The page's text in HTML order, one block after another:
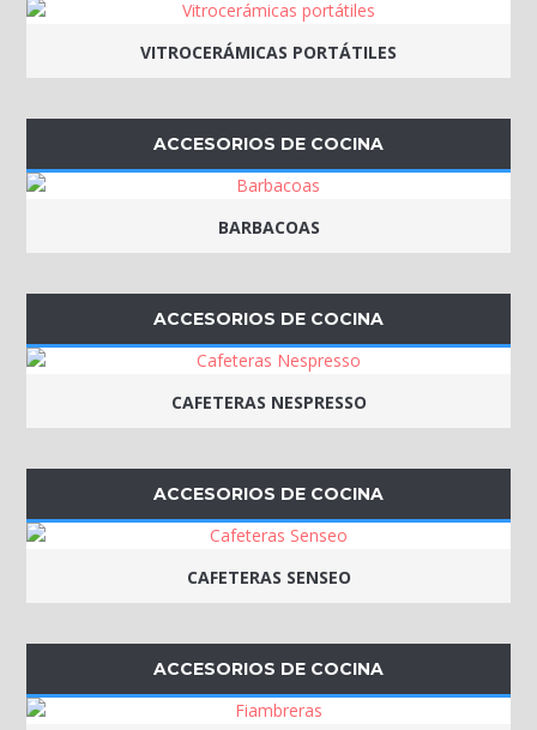
VITROCERÁMICAS PORTÁTILES
ACCESORIOS DE COCINA
BARBACOAS
ACCESORIOS DE COCINA
CAFETERAS NESPRESSO
ACCESORIOS DE COCINA
CAFETERAS SENSEO
ACCESORIOS DE COCINA